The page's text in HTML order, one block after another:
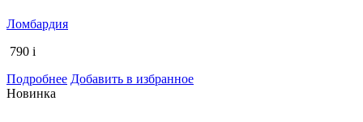
Ломбардия
790 i
Подробнее Добавить в избранное
Новинка